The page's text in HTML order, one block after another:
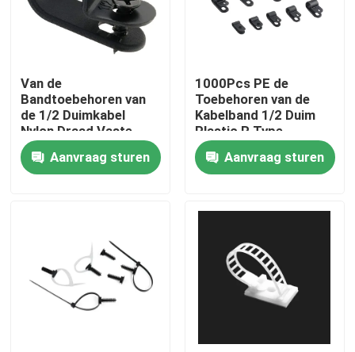
Videos
Van de
Bandtoebehoren van
de 1/2 Duimkabel
Nylon Draad Vaste
Plastic de Klemklem
1.2mm Thincness
Aanvraag sturen
1000Pcs PE de
Toebehoren van de
Kabelband 1/2 Duim
Plastic R Type
Klemklem
Aanvraag sturen